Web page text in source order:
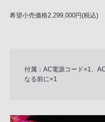
希望小売価格2,299,000円(税込)
付属：AC電源コード×1、
なる前に×1